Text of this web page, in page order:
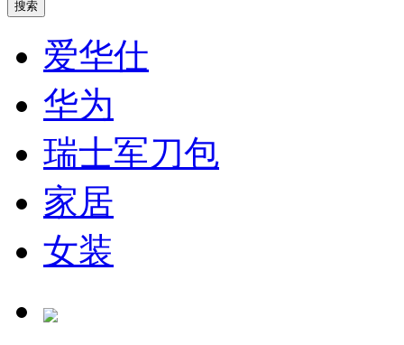
爱华仕
华为
瑞士军刀包
家居
女装